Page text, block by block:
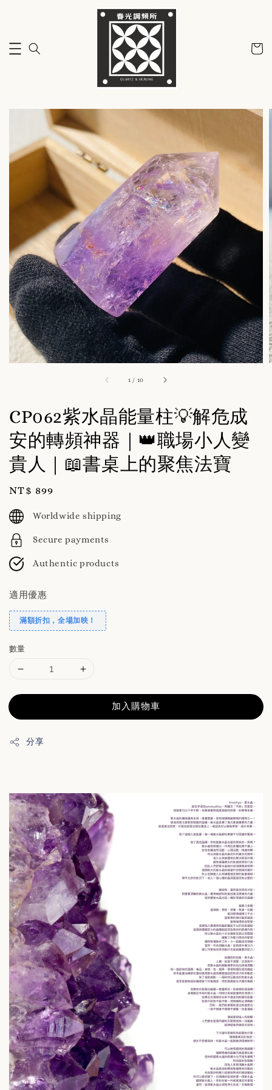
1 / 10
CP062紫水晶能量柱💡解危成
安的轉頻神器｜👑職場小人變
貴人｜📖書桌上的聚焦法寶
Regular
price
NT$ 899
Worldwide shipping
Secure payments
Authentic products
適用優惠
滿額折扣，全場加映！
數量
加入購物車
分享